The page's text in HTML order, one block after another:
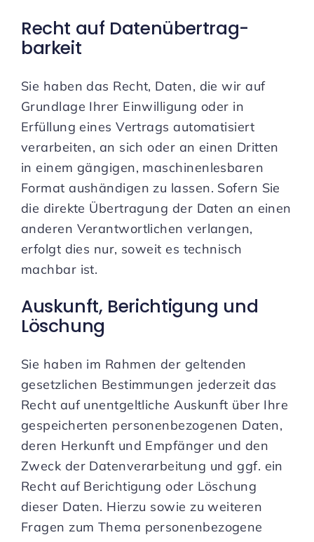
Recht auf Daten­übertrag­
barkeit
Sie haben das Recht, Daten, die wir auf
Grundlage Ihrer Einwilligung oder in
Erfüllung eines Vertrags automatisiert
verarbeiten, an sich oder an einen Dritten
in einem gängigen, maschinenlesbaren
Format aushändigen zu lassen. Sofern Sie
die direkte Übertragung der Daten an einen
anderen Verantwortlichen verlangen,
erfolgt dies nur, soweit es technisch
machbar ist.
Auskunft, Berichtigung und
Löschung
Sie haben im Rahmen der geltenden
gesetzlichen Bestimmungen jederzeit das
Recht auf unentgeltliche Auskunft über Ihre
gespeicherten personenbezogenen Daten,
deren Herkunft und Empfänger und den
Zweck der Datenverarbeitung und ggf. ein
Recht auf Berichtigung oder Löschung
dieser Daten. Hierzu sowie zu weiteren
Fragen zum Thema personenbezogene